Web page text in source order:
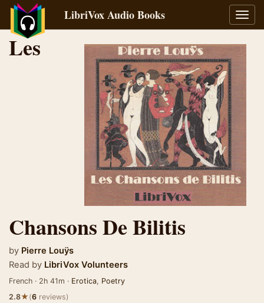
LibriVox Audio Books
Les
Chansons De Bilitis
by Pierre Louÿs
Read by LibriVox Volunteers
French · 2h 41m · Erotica, Poetry
2.8★(6 reviews)